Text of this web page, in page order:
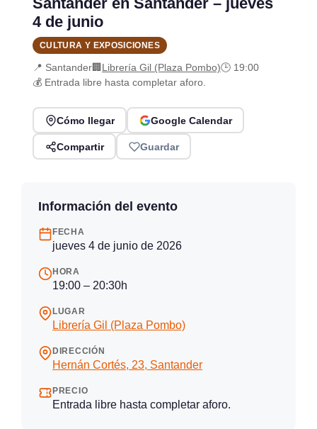
4 de junio
CULTURA Y EXPOSICIONES
📍 Santander🏢 Librería Gil (Plaza Pombo)🕒 19:00
💰 Entrada libre hasta completar aforo.
Cómo llegar Google Calendar
Compartir Guardar
Información del evento
FECHA
jueves 4 de junio de 2026
HORA
19:00 – 20:30h
LUGAR
Librería Gil (Plaza Pombo)
DIRECCIÓN
Hernán Cortés, 23, Santander
PRECIO
Entrada libre hasta completar aforo.